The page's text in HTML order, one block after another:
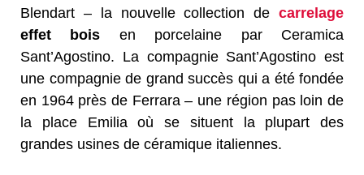
Blendart – la nouvelle collection de carrelage
effet bois en porcelaine par Ceramica
Sant’Agostino. La compagnie Sant’Agostino est
une compagnie de grand succès qui a été fondée
en 1964 près de Ferrara – une région pas loin de
la place Emilia où se situent la plupart des
grandes usines de céramique italiennes.